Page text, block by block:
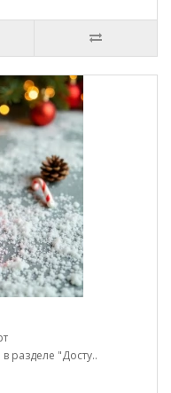
разделе "Досту..